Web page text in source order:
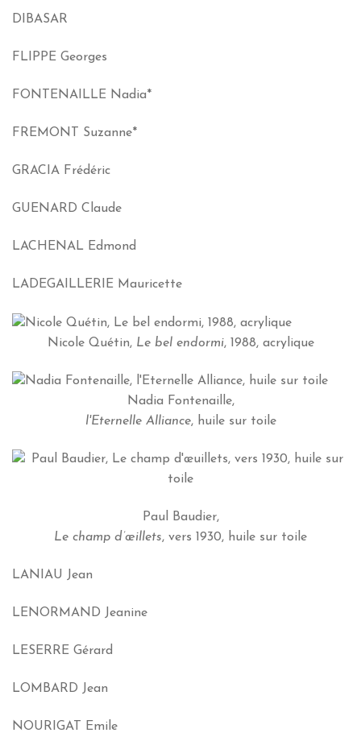
DIBASAR
FLIPPE Georges
FONTENAILLE Nadia*
FREMONT Suzanne*
GRACIA Frédéric
GUENARD Claude
LACHENAL Edmond
LADEGAILLERIE Mauricette
Nicole Quétin, Le bel endormi, 1988, acrylique
Nadia Fontenaille,
l'Eternelle Alliance, huile sur toile
Paul Baudier,
Le champ d’œillets, vers 1930, huile sur toile
LANIAU Jean
LENORMAND Jeanine
LESERRE Gérard
LOMBARD Jean
NOURIGAT Emile